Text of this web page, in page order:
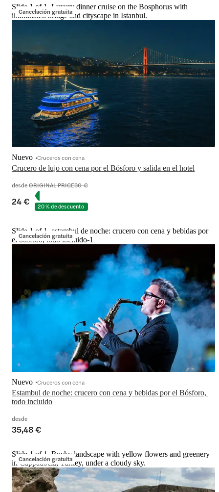
Cancelación gratuita
Slide 1 of 1, Luxury dinner cruise on the Bosphorus with
illuminated bridge and cityscape in Istanbul.
Crucero de lujo con cena por el Bósforo y salida en el hotel
Nuevo Cruceros con cena
desdeORIGINAL PRICE30 €
24 € 20 % de descuento
Cancelación gratuita
Slide 1 of 1, estambul de noche: crucero con cena y bebidas por
el bósforo, todo incluido-1
Estambul de noche: crucero con cena y bebidas por el Bósforo,
todo incluido
Nuevo Cruceros con cena
desde
35,48 €
Cancelación gratuita
Slide 1 of 1, Rocky landscape with yellow flowers and greenery
in Cappadocia, Turkey, under a cloudy sky.